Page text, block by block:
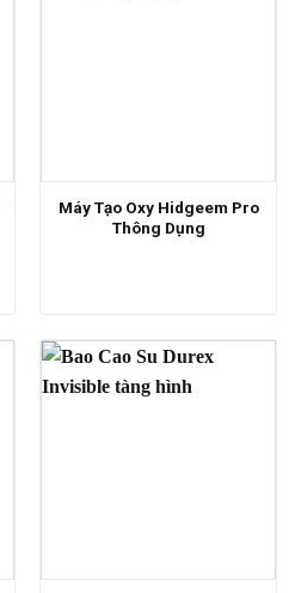
Máy Tạo Oxy Hidgeem Pro
Thông Dụng